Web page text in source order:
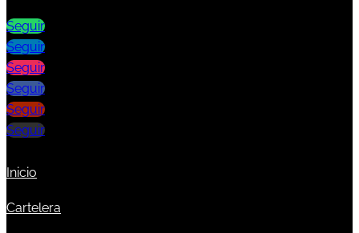
Seguir
Seguir
Seguir
Seguir
Seguir
Seguir
Inicio
Cartelera